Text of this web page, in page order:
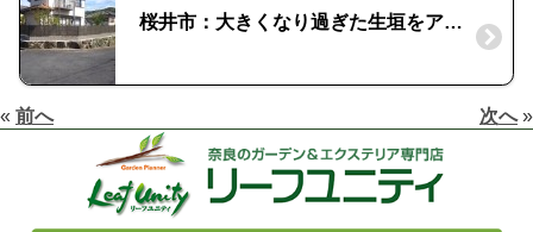
桜井市：大きくなり過ぎた生垣をアルミフェンスに
« 前へ 次へ»